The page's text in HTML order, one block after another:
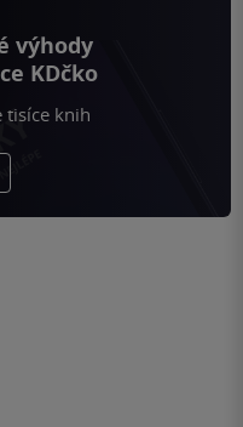
výhody
KDčko
tisíce knih